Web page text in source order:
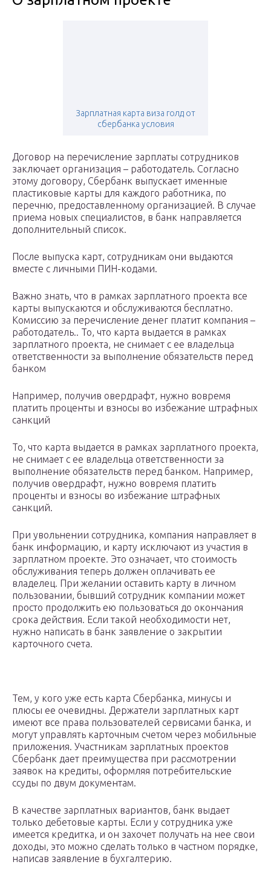
Зарплатная карта виза голд от
сбербанка условия
Договор на перечисление зарплаты сотрудников
заключает организация – работодатель. Согласно
этому договору, Сбербанк выпускает именные
пластиковые карты для каждого работника, по
перечню, предоставленному организацией. В случае
приема новых специалистов, в банк направляется
дополнительный список.
После выпуска карт, сотрудникам они выдаются
вместе с личными ПИН-кодами.
Важно знать, что в рамках зарплатного проекта все
карты выпускаются и обслуживаются бесплатно.
Комиссию за перечисление денег платит компания –
работодатель.. То, что карта выдается в рамках
зарплатного проекта, не снимает с ее владельца
ответственности за выполнение обязательств перед
банком
Например, получив овердрафт, нужно вовремя
платить проценты и взносы во избежание штрафных
санкций
То, что карта выдается в рамках зарплатного проекта,
не снимает с ее владельца ответственности за
выполнение обязательств перед банком. Например,
получив овердрафт, нужно вовремя платить
проценты и взносы во избежание штрафных
санкций.
При увольнении сотрудника, компания направляет в
банк информацию, и карту исключают из участия в
зарплатном проекте. Это означает, что стоимость
обслуживания теперь должен оплачивать ее
владелец. При желании оставить карту в личном
пользовании, бывший сотрудник компании может
просто продолжить ею пользоваться до окончания
срока действия. Если такой необходимости нет,
нужно написать в банк заявление о закрытии
карточного счета.
Тем, у кого уже есть карта Сбербанка, минусы и
плюсы ее очевидны. Держатели зарплатных карт
имеют все права пользователей сервисами банка, и
могут управлять карточным счетом через мобильные
приложения. Участникам зарплатных проектов
Сбербанк дает преимущества при рассмотрении
заявок на кредиты, оформляя потребительские
ссуды по двум документам.
В качестве зарплатных вариантов, банк выдает
только дебетовые карты. Если у сотрудника уже
имеется кредитка, и он захочет получать на нее свои
доходы, это можно сделать только в частном порядке,
написав заявление в бухгалтерию.